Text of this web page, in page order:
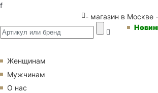
f
- магазин в Москве -
Женщинам
Мужчинам
О нас